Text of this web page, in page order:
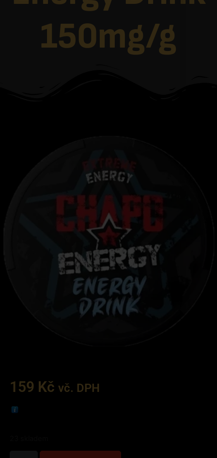
150mg/g
159 Kč vč. DPH